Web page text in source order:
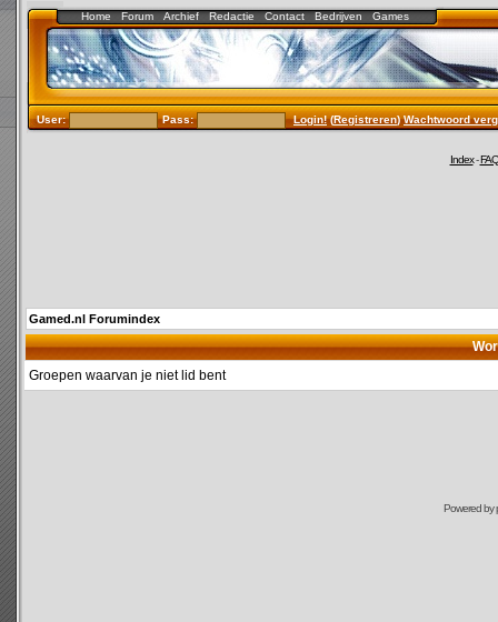
Home Forum Archief Redactie Contact Bedrijven Games
User: Pass: Login!(Registreren)Wachtwoord
Index-FAQ
Gamed.nl Forumindex
Groepen waarvan je niet lid bent
Powered by